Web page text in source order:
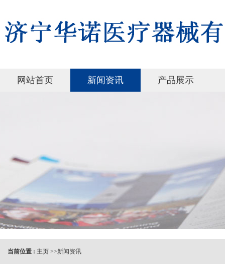
网站首页 新闻资讯 产品展示
当前位置 : 主页 >>新闻资讯